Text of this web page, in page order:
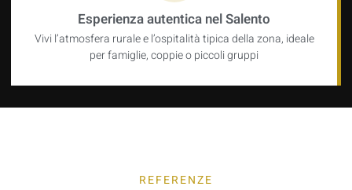
Esperienza autentica nel Salento
Vivi l’atmosfera rurale e l’ospitalità tipica della zona, ideale
per famiglie, coppie o piccoli gruppi
REFERENZE